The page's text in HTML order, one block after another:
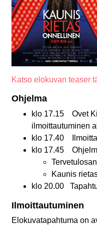
Katso elokuvan teaser
Ohjelma
klo 17.15 Ovet
ilmoittautuminen
klo 17.40
klo 17.45
Kaunis
klo 20.00
Ilmoittautuminen
Elokuvatapahtuma on